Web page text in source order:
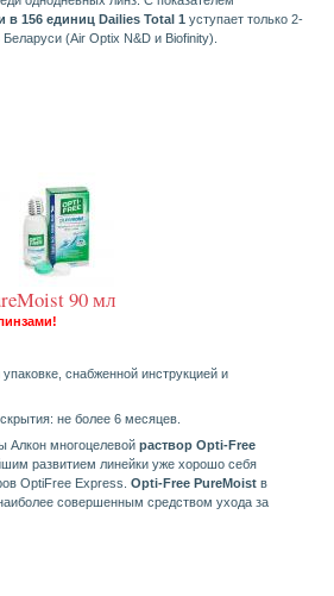
в 156 единиц Dailies Total 1 уступает только 2-
(Air Optix N&D и Biofinity).
90 мл
снабженной инструкцией и
не более 6 месяцев.
Алкон многоцелевой раствор Opti-Free
развитием линейки уже хорошо себя
OptiFree Express. Opti-Free PureMoist в
совершенным средством ухода за